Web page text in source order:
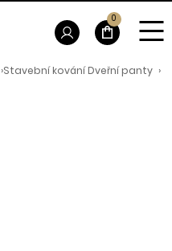
›Stavební kování Dveřní panty ›
0